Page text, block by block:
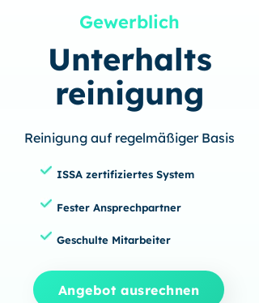
Gewerblich
Unterhalts
reinigung
Reinigung auf regelmäßiger Basis
ISSA zertifiziertes System
Fester Ansprechpartner
Geschulte Mitarbeiter
Angebot ausrechnen